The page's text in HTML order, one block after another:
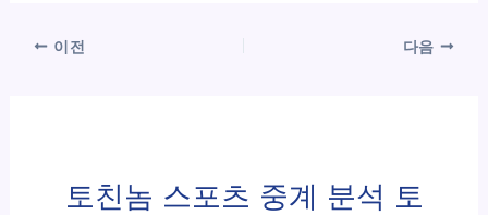
이전 다음
토친놈 스포츠 중계 분석 토